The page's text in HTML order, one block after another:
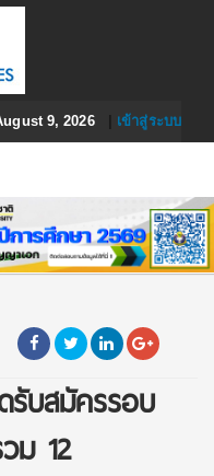
9, 2026| เข้าสู่ระบบ
รับสมัครรอบ
ม 12